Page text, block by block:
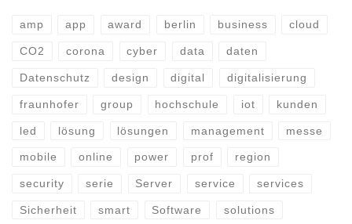
amp app award berlin business cloud
CO2 corona cyber data daten
Datenschutz design digital digitalisierung
fraunhofer group hochschule iot kunden
led lösung lösungen management messe
mobile online power prof region
security serie Server service services
Sicherheit smart Software solutions